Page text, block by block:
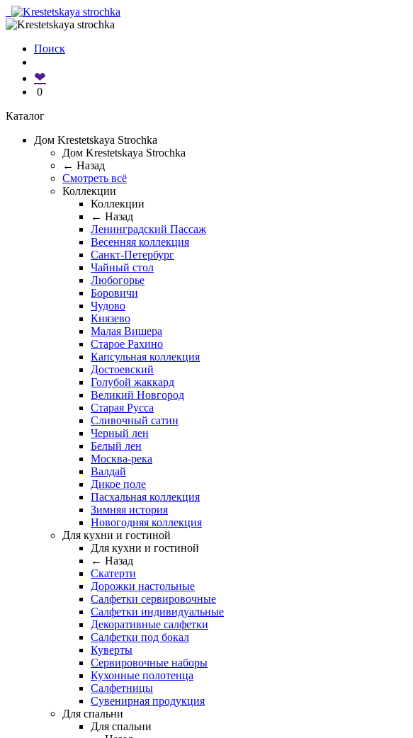
Поиск
❤
0
Каталог
Дом Krestetskaya Strochka
Дом Krestetskaya Strochka
← Назад
Смотреть всё
Коллекции
Коллекции
← Назад
Ленинградский Пассаж
Весенняя коллекция
Санкт-Петербург
Чайный стол
Любогорье
Боровичи
Чудово
Князево
Малая Вишера
Старое Рахино
Капсульная коллекция
Достоевский
Голубой жаккард
Великий Новгород
Старая Русса
Сливочный сатин
Черный лен
Белый лен
Москва-река
Валдай
Дикое поле
Пасхальная коллекция
Зимняя история
Новогодняя коллекция
Для кухни и гостиной
Для кухни и гостиной
← Назад
Скатерти
Дорожки настольные
Салфетки сервировочные
Салфетки индивидуальные
Декоративные салфетки
Салфетки под бокал
Куверты
Сервировочные наборы
Кухонные полотенца
Салфетницы
Сувенирная продукция
Для спальни
Для спальни